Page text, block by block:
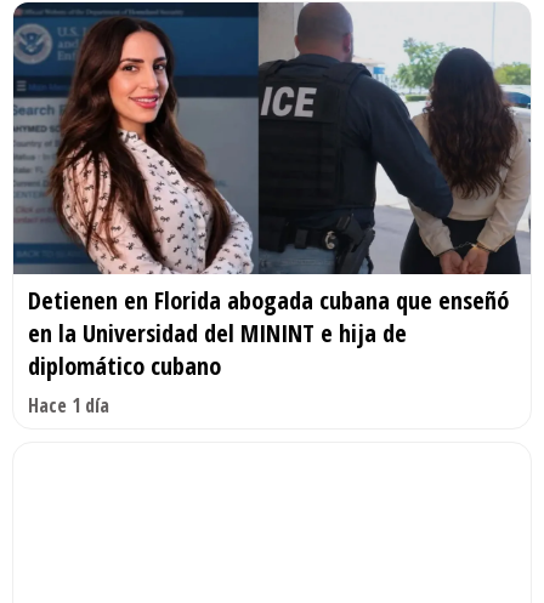
Detienen en Florida abogada cubana que enseñó
en la Universidad del MININT e hija de
diplomático cubano
Hace 1 día